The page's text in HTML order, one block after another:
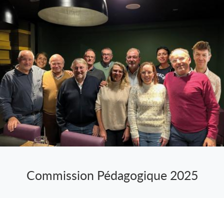
Commission Pédagogique 2025